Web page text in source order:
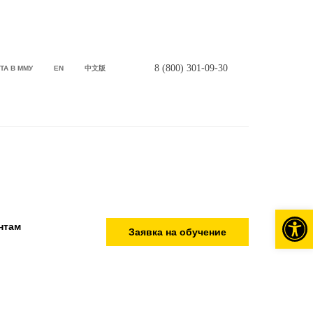
В ММУ EN 中文版 8 (800) 301-09-30
Заявка на обучение